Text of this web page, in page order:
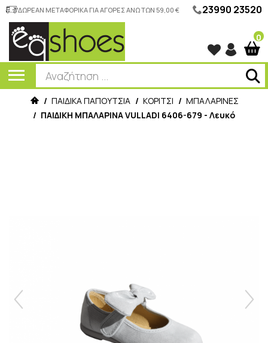
ΔΩΡΕΑΝ ΜΕΤΑΦΟΡΙΚΑ ΓΙΑ ΑΓΟΡΕΣ ΑΝΩ ΤΩΝ 59,00 € 23990 23520
0
/ ΠΑΙΔΙΚΑ ΠΑΠΟΥΤΣΙΑ / ΚΟΡΙΤΣΙ / ΜΠΑΛΑΡΙΝΕΣ
/ ΠΑΙΔΙΚΗ ΜΠΑΛΑΡΙΝΑ VULLADI 6406-679 - Λευκό